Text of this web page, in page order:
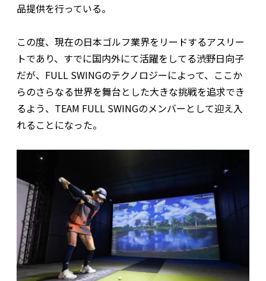
品提供を行っている。
この度、現在の日本ゴルフ業界をリードするアスリー
トであり、すでに国内外にて活躍をしてる渋野日向子
だが、FULL SWINGのテクノロジーによって、ここか
らのさらなる世界を舞台とした大きな挑戦を追求でき
るよう、TEAM FULL SWINGのメンバーとして迎え入
れることになった。